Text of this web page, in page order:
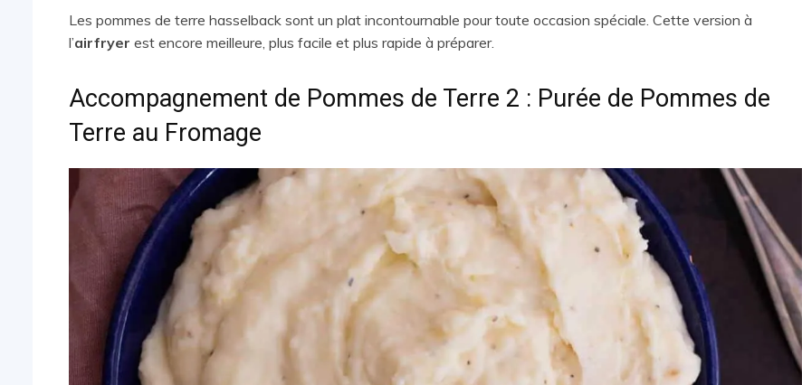
Les pommes de terre hasselback sont un plat incontournable pour toute occasion spéciale. Cette version à
l’airfryer est encore meilleure, plus facile et plus rapide à préparer.
Accompagnement de Pommes de Terre 2 : Purée de Pommes de
Terre au Fromage